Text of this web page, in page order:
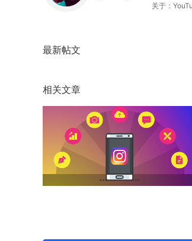
关于：
最新帖文
相关文章